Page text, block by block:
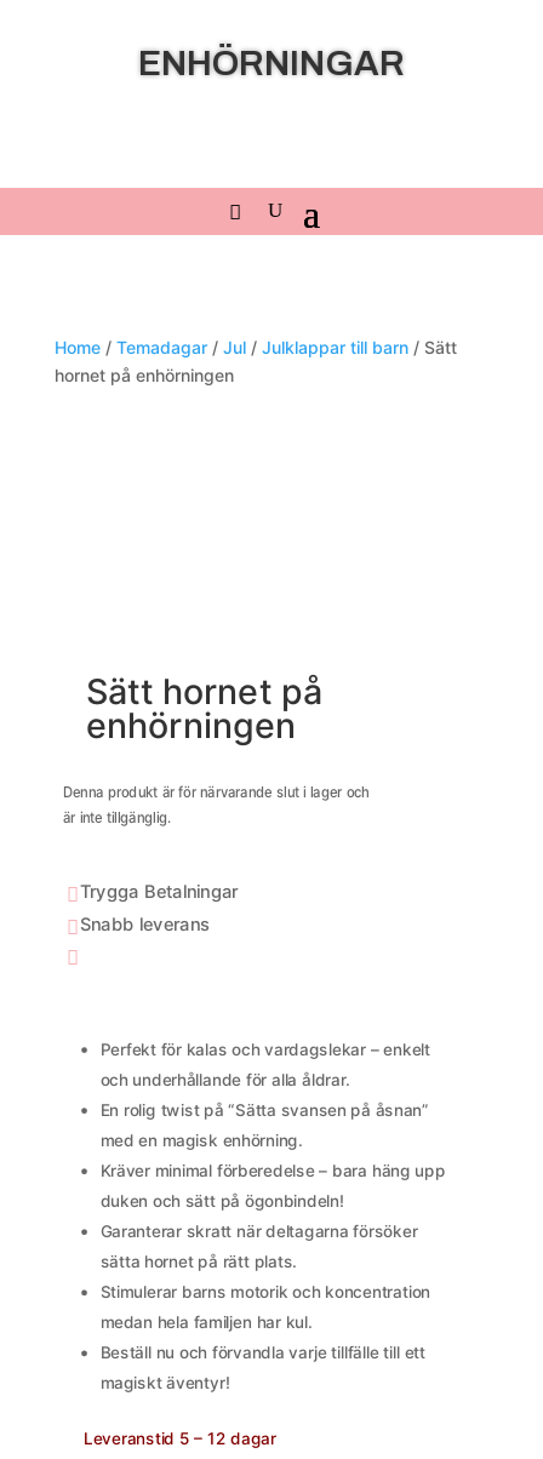
ENHÖRNINGAR
Home/ Temadagar/ Jul/ Julklappar till barn/ Sätt
hornet på enhörningen
Sätt hornet på
enhörningen
Denna produkt är för närvarande slut i lager och
är inte tillgänglig.
Trygga Betalningar
Snabb leverans

Perfekt för kalas och vardagslekar – enkelt
och underhållande för alla åldrar.
En rolig twist på “Sätta svansen på åsnan”
med en magisk enhörning.
Kräver minimal förberedelse – bara häng upp
duken och sätt på ögonbindeln!
Garanterar skratt när deltagarna försöker
sätta hornet på rätt plats.
Stimulerar barns motorik och koncentration
medan hela familjen har kul.
Beställ nu och förvandla varje tillfälle till ett
magiskt äventyr!
Leveranstid 5 – 12 dagar